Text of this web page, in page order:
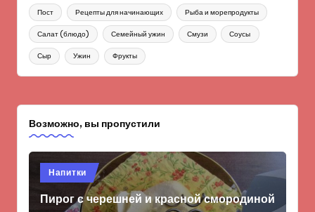
Пост Рецепты для начинающих Рыба и морепродукты
Салат (блюдо) Семейный ужин Смузи Соусы
Сыр Ужин Фрукты
Возможно, вы пропустили
Опубликовано
в
Напитки
Пирог с черешней и красной смородиной